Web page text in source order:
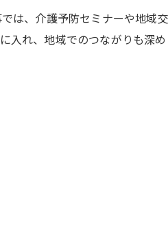
は、介護予防セミナーや地域
入れ、地域でのつながりも深